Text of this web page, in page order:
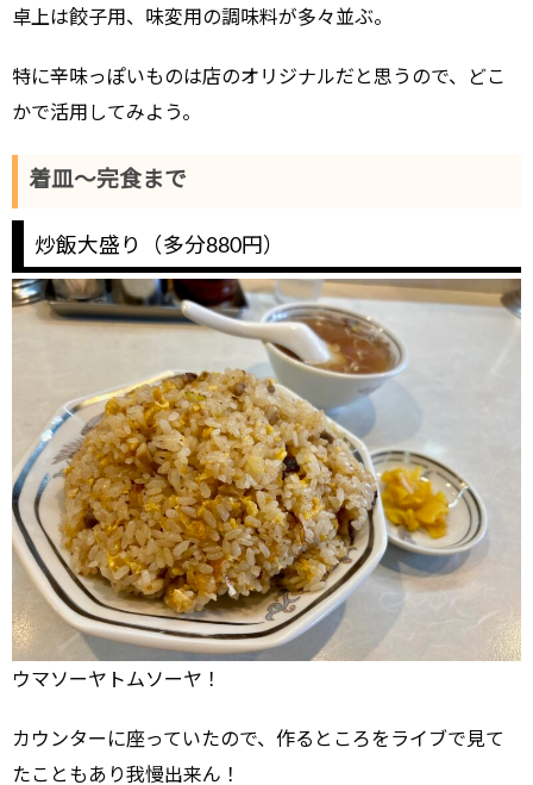
卓上は餃子用、味変用の調味料が多々並ぶ。
特に辛味っぽいものは店のオリジナルだと思うので、どこ
かで活用してみよう。
着皿～完食まで
炒飯大盛り（多分880円）
ウマソーヤトムソーヤ！
カウンターに座っていたので、作るところをライブで見て
たこともあり我慢出来ん！